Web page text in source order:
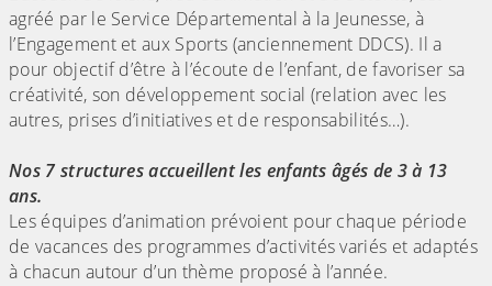
agréé par le Service Départemental à la Jeunesse, à
l’Engagement et aux Sports (anciennement DDCS). Il a
pour objectif d’être à l’écoute de l’enfant, de favoriser sa
créativité, son développement social (relation avec les
autres, prises d’initiatives et de responsabilités…).
Nos 7 structures accueillent les enfants âgés de 3 à 13
ans.
Les équipes d’animation prévoient pour chaque période
de vacances des programmes d’activités variés et adaptés
à chacun autour d’un thème proposé à l’année.